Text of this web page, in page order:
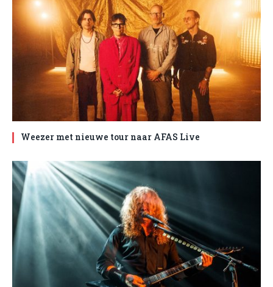
Weezer met nieuwe tour naar AFAS Live